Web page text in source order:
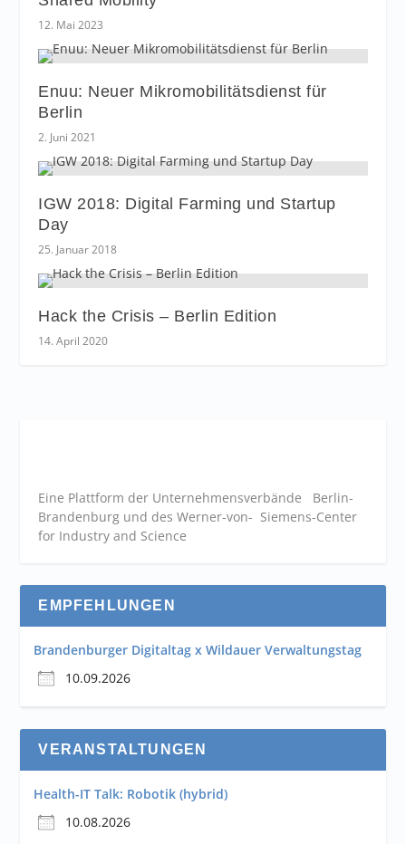
12. Mai 2023
Enuu: Neuer Mikromobilitätsdienst für
Berlin
2. Juni 2021
IGW 2018: Digital Farming und Startup
Day
25. Januar 2018
Hack the Crisis – Berlin Edition
14. April 2020
Eine Plattform der Unternehmensverbände Berlin-
Brandenburg und des Werner-von- Siemens-Center
for Industry and Science
EMPFEHLUNGEN
Brandenburger Digitaltag x Wildauer Verwaltungstag
10.09.2026
VERANSTALTUNGEN
Health-IT Talk: Robotik (hybrid)
10.08.2026